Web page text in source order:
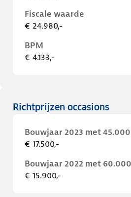
Fiscale waarde
€ 24.980,-
BPM
€ 4.133,-
Richtprijzen occasions
Bouwjaar 2023 met
€ 17.500,-
Bouwjaar 2022 met
€ 15.900,-